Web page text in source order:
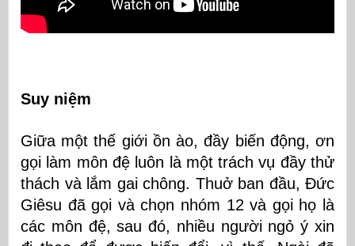
Suy niệm
Giữa một thế giới ồn ào, đầy biến động, ơn
gọi làm môn đệ luôn là một trách vụ đầy thử
thách và lắm gai chông. Thuở ban đầu, Đức
Giêsu đã gọi và chọn nhóm 12 và gọi họ là
các môn đệ, sau đó, nhiều người ngỏ ý xin